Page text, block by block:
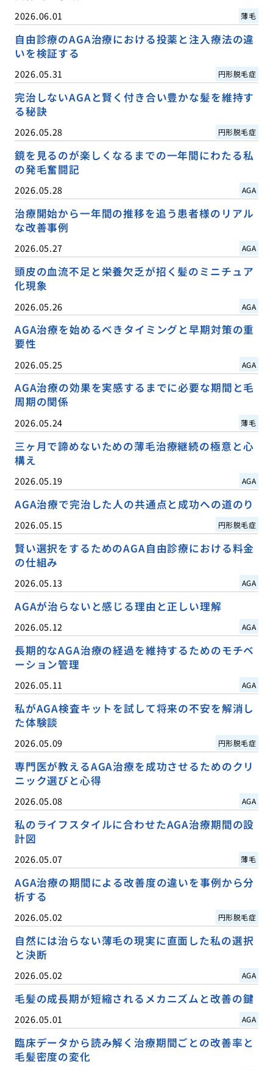
2026.06.01 薄毛
自由診療のAGA治療における投薬と注入療法の違
いを検証する
2026.05.31 円形脱毛症
完治しないAGAと賢く付き合い豊かな髪を維持す
る秘訣
2026.05.28 円形脱毛症
鏡を見るのが楽しくなるまでの一年間にわたる私
の発毛奮闘記
2026.05.28 AGA
治療開始から一年間の推移を追う患者様のリアル
な改善事例
2026.05.27 AGA
頭皮の血流不足と栄養欠乏が招く髪のミニチュア
化現象
2026.05.26 AGA
AGA治療を始めるべきタイミングと早期対策の重
要性
2026.05.25 AGA
AGA治療の効果を実感するまでに必要な期間と毛
周期の関係
2026.05.24 薄毛
三ヶ月で諦めないための薄毛治療継続の極意と心
構え
2026.05.19 AGA
AGA治療で完治した人の共通点と成功への道のり
2026.05.15 円形脱毛症
賢い選択をするためのAGA自由診療における料金
の仕組み
2026.05.13 AGA
AGAが治らないと感じる理由と正しい理解
2026.05.12 AGA
長期的なAGA治療の経過を維持するためのモチベ
ーション管理
2026.05.11 AGA
私がAGA検査キットを試して将来の不安を解消し
た体験談
2026.05.09 円形脱毛症
専門医が教えるAGA治療を成功させるためのクリ
ニック選びと心得
2026.05.08 AGA
私のライフスタイルに合わせたAGA治療期間の設
計図
2026.05.07 薄毛
AGA治療の期間による改善度の違いを事例から分
析する
2026.05.02 円形脱毛症
自然には治らない薄毛の現実に直面した私の選択
と決断
2026.05.02 AGA
毛髪の成長期が短縮されるメカニズムと改善の鍵
2026.05.01 AGA
臨床データから読み解く治療期間ごとの改善率と
毛髪密度の変化